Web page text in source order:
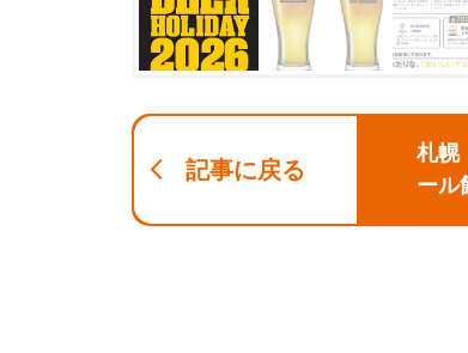
記事に戻る
札幌
ール